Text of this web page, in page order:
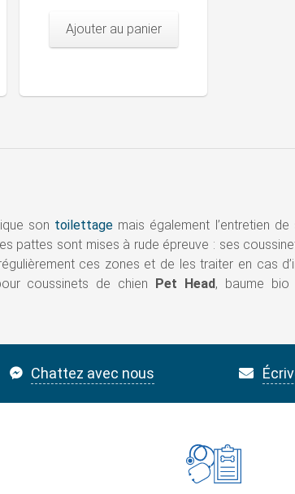
Ajouter au panier
son toilettage mais également l’entretien de
pattes sont mises à rude épreuve : ses
ces zones et de les traiter en cas
coussinets de chien
Pet Head, baume bio
Chattez avec nous